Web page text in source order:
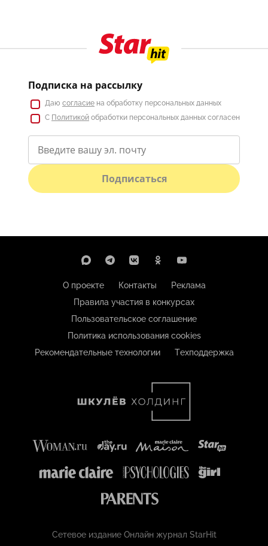
Подписка на рассылку
Даю согласие на обработку персональных данных
С Политикой обработки персональных данных согласен
Подписаться
О проекте Контакты
Реклама
Правила участия в конкурсах
Пользовательское соглашение
Политика использования cookies
Рекомендательные технологии
Техподдержка
Сетевое издание Онлайн журнал StarHit